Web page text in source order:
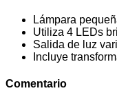
Lámpara
Utiliza 4 LEDs
Salida de luz
Incluye
Comentario